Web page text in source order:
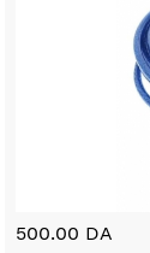
500.00 DA